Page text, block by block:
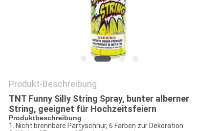
Produkt-Beschreibung
TNT Funny Silly String Spray, bunter alberner
String, geeignet für Hochzeitsfeiern
Produktbeschreibung
1. Nicht brennbare Partyschnur, 6 Farben zur Dekoration